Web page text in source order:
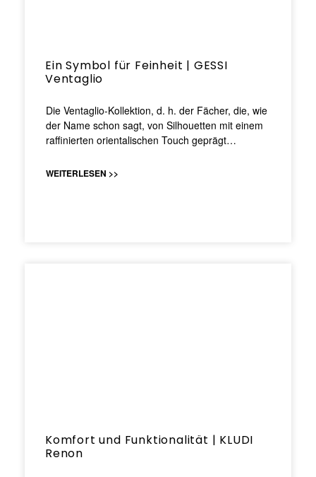
Ein Symbol für Feinheit | GESSI
Ventaglio
Die Ventaglio-Kollektion, d. h. der Fächer, die, wie
der Name schon sagt, von Silhouetten mit einem
raffinierten orientalischen Touch geprägt…
WEITERLESEN >>
Komfort und Funktionalität | KLUDI
Renon